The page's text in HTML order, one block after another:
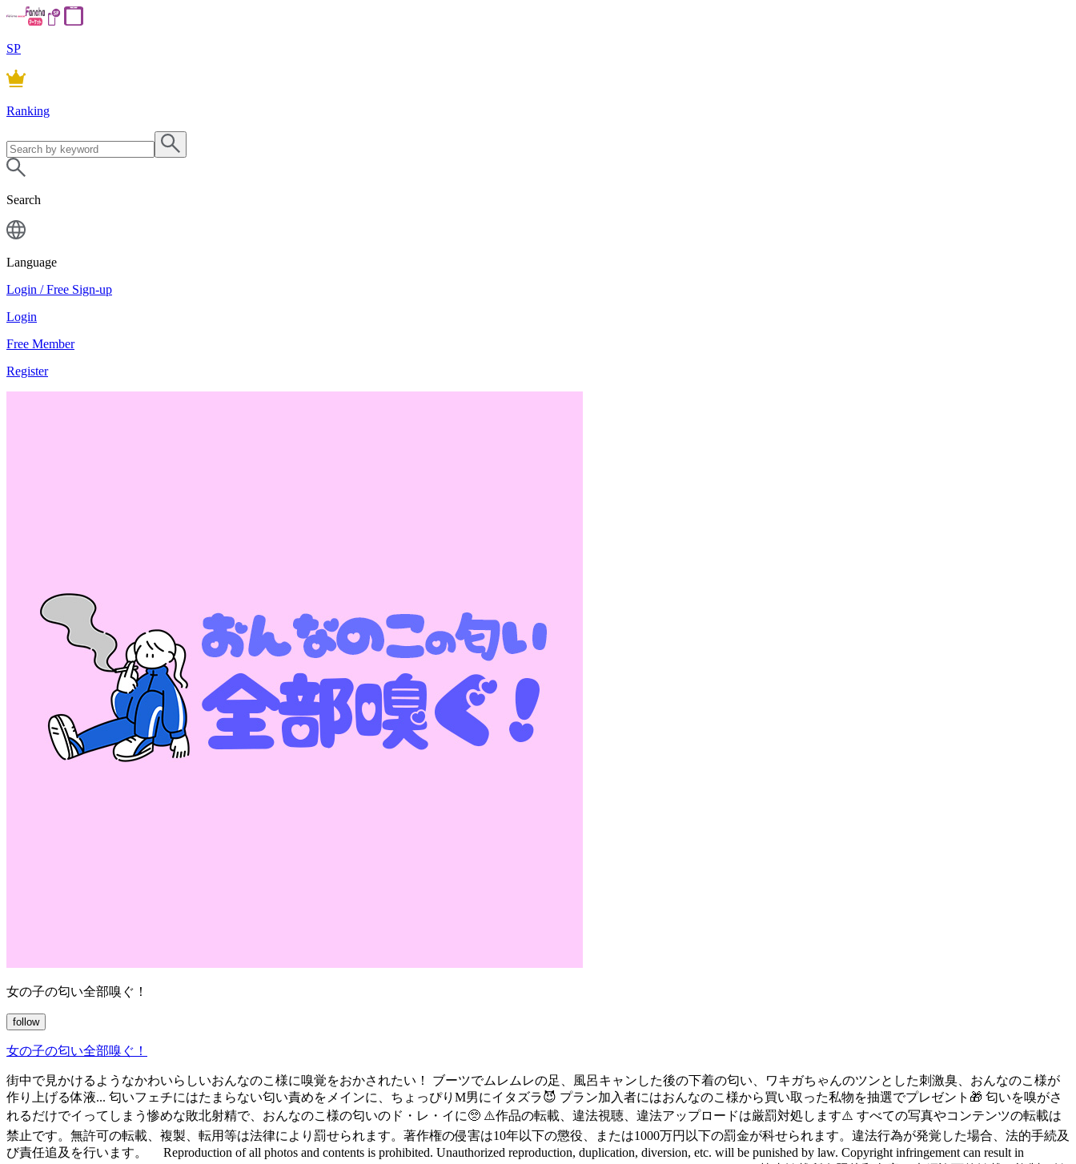
SP
Ranking
Search
Language
Login / Free Sign-up
Login
Free Member
Register
女の子の匂い全部嗅ぐ！
follow
女の子の匂い全部嗅ぐ！
街中で見かけるようなかわいらしいおんなのこ様に嗅覚をおかされたい！ ブーツでムレムレの足、風呂キャンした後の下着の匂い、ワキガちゃんのツンとした刺激臭、おんなのこ様が
作り上げる体液... 匂いフェチにはたまらない匂い責めをメインに、ちょっぴりM男にイタズラ😈 プラン加入者にはおんなのこ様から買い取った私物を抽選でプレゼント🎁 匂いを嗅がさ
れるだけでイってしまう惨めな敗北射精で、おんなのこ様の匂いのド・レ・イに🥺 ⚠️作品の転載、違法視聴、違法アップロードは厳罰対処します⚠️ すべての写真やコンテンツの転載は
禁止です。無許可の転載、複製、転用等は法律により罰せられます。著作権の侵害は10年以下の懲役、または1000万円以下の罰金が科せられます。違法行為が発覚した場合、法的手続及
び責任追及を行います。 Reproduction of all photos and contents is prohibited. Unauthorized reproduction, duplication, diversion, etc. will be punished by law. Copyright infringement can result in